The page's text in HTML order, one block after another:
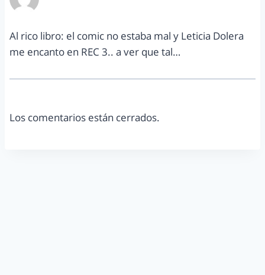
Al rico libro: el comic no estaba mal y Leticia Dolera
me encanto en REC 3.. a ver que tal…
Los comentarios están cerrados.